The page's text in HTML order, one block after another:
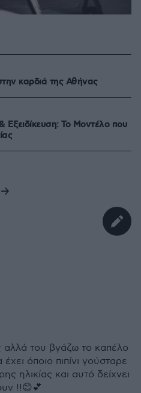
καρδιά της Αθήνας
Εξειδίκευση: Το Mοντέλο που
του βγάζω το καπέλο
όποιο πιπίνι γούσταρε
ηλικίας και αυτό δείχνει
!!😊💕